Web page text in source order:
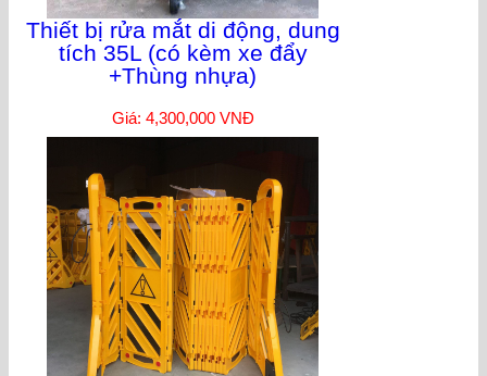
Thiết bị rửa mắt di động, dung
tích 35L (có kèm xe đẩy
+Thùng nhựa)
Giá: 4,300,000 VNĐ